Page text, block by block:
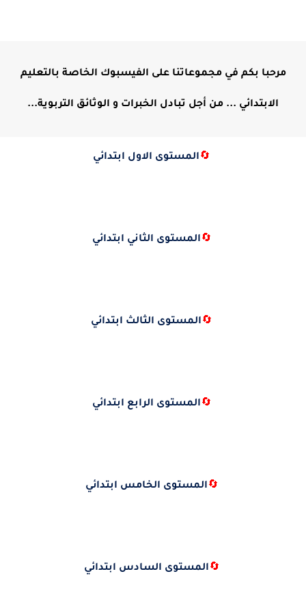
مرحبا بكم في مجموعاتنا على الفيسبوك الخاصة بالتعليم
الابتدائي ... من أجل تبادل الخبرات و الوثائق التربوية...
🔄المستوى الاول ابتدائي
🔄المستوى الثاني ابتدائي
🔄المستوى الثالث ابتدائي
🔄المستوى الرابع ابتدائي
🔄المستوى الخامس ابتدائي
🔄المستوى السادس ابتدائي